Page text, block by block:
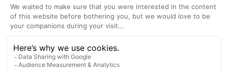
Alternatives
Contact